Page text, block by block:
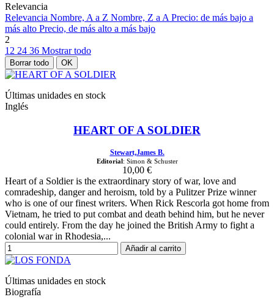
Relevancia
Relevancia Nombre, A a Z Nombre, Z a A Precio: de más bajo a
más alto Precio, de más alto a más bajo
2
12 24 36 Mostrar todo
Borrar todo OK
Últimas unidades en stock
Inglés
HEART OF A SOLDIER
Stewart,James B.
Editorial : Simon & Schuster
10,00 €
Heart of a Soldier is the extraordinary story of war, love and
comradeship, danger and heroism, told by a Pulitzer Prize winner
who is one of our finest writers. When Rick Rescorla got home from
Vietnam, he tried to put combat and death behind him, but he never
could entirely. From the day he joined the British Army to fight a
colonial war in Rhodesia,...
Añadir al carrito
Últimas unidades en stock
Biografía